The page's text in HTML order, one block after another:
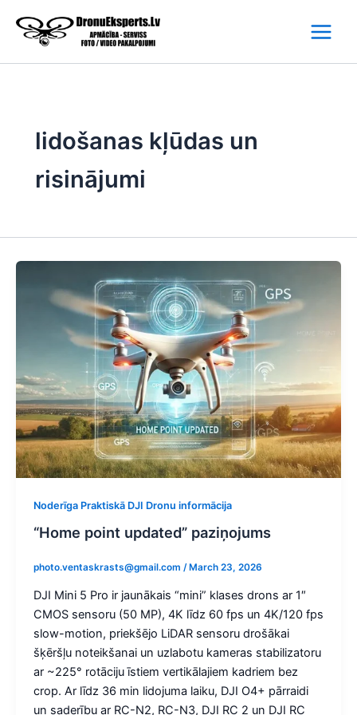
content
lidošanas kļūdas un
risinājumi
Noderīga Praktiskā DJI Dronu informācija
“Home point updated” paziņojums
photo.ventaskrasts@gmail.com / March 23, 2026
DJI Mini 5 Pro ir jaunākais “mini” klases drons ar 1″
CMOS sensoru (50 MP), 4K līdz 60 fps un 4K/120 fps
slow-motion, priekšējo LiDAR sensoru drošākai
šķēršļu noteikšanai un uzlabotu kameras stabilizatoru
ar ~225° rotāciju īstiem vertikālajiem kadriem bez
crop. Ar līdz 36 min lidojuma laiku, DJI O4+ pārraidi
un saderību ar RC-N2, RC-N3, DJI RC 2 un DJI RC